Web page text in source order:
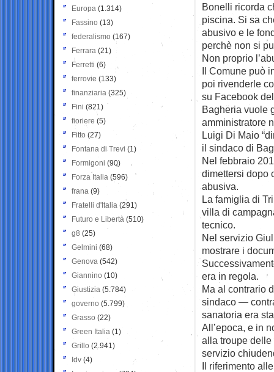
Bonelli ricorda
piscina. Si sa
abusivo e le
perchè non si
Non proprio
Il Comune può
poi rivenderle
su Facebook
Bagheria vuole
amministratore
Luigi Di Maio
il sindaco di
Nel febbraio
dimettersi dopo
abusiva.
La famiglia di
villa di
tecnico.
Nel servizio
mostrare i
era in regola.
Ma al contrario
sindaco —
sanatoria era
All’epoca, e in
alla troupe delle
servizio
Il riferimento
Europa (1.314)
Fassino (13)
federalismo (167)
Ferrara (21)
Ferretti (6)
ferrovie (133)
finanziaria (325)
Fini (821)
fioriere (5)
Fitto (27)
Fontana di Trevi (1)
Formigoni (90)
Forza Italia (596)
frana (9)
Fratelli d'Italia (291)
Futuro e Libertà (510)
g8 (25)
Gelmini (68)
Genova (542)
Giannino (10)
Giustizia (5.784)
governo (5.799)
Grasso (22)
Green Italia (1)
Grillo (2.941)
Idv (4)